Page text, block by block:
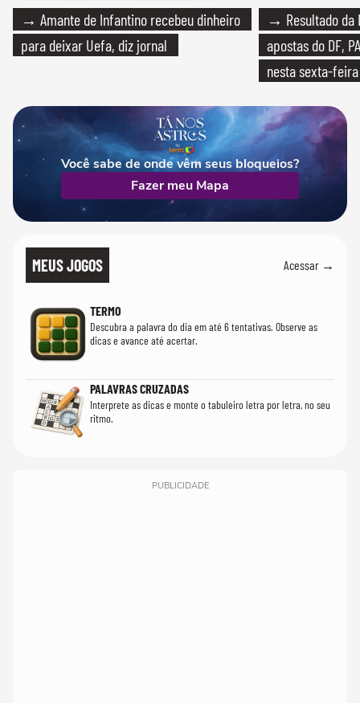
→ Amante de Infantino recebeu dinheiro
para deixar Uefa, diz jornal
→ Resultado da
apostas do DF,
nesta sexta-feira
Você sabe de onde vêm seus bloqueios?
Fazer meu Mapa
MEUS JOGOS Acessar →
TERMO
Descubra a palavra do dia em até 6 tentativas. Observe as
dicas e avance até acertar.
PALAVRAS CRUZADAS
Interprete as dicas e monte o tabuleiro letra por letra, no seu
ritmo.
PUBLICIDADE